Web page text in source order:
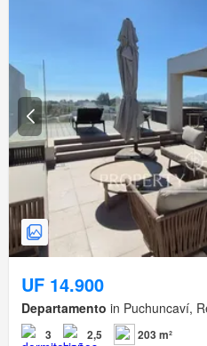
UF 14.900
Departamento in Puchuncaví,
3 2,5 203 m²